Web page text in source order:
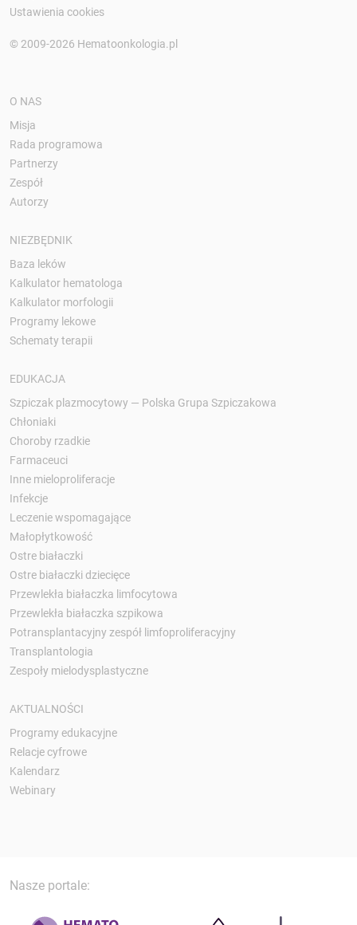
Ustawienia cookies
© 2009-2026 Hematoonkologia.pl
O NAS
Misja
Rada programowa
Partnerzy
Zespół
Autorzy
NIEZBĘDNIK
Baza leków
Kalkulator hematologa
Kalkulator morfologii
Programy lekowe
Schematy terapii
EDUKACJA
Szpiczak plazmocytowy — Polska Grupa Szpiczakowa
Chłoniaki
Choroby rzadkie
Farmaceuci
Inne mieloproliferacje
Infekcje
Leczenie wspomagające
Małopłytkowość
Ostre białaczki
Ostre białaczki dziecięce
Przewlekła białaczka limfocytowa
Przewlekła białaczka szpikowa
Potransplantacyjny zespół limfoproliferacyjny
Transplantologia
Zespoły mielodysplastyczne
AKTUALNOŚCI
Programy edukacyjne
Relacje cyfrowe
Kalendarz
Webinary
Nasze portale: